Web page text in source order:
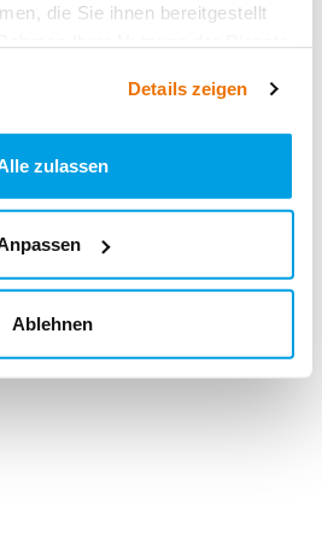
die Sie ihnen bereitgestellt
Details zeigen
zulassen
Ablehnen